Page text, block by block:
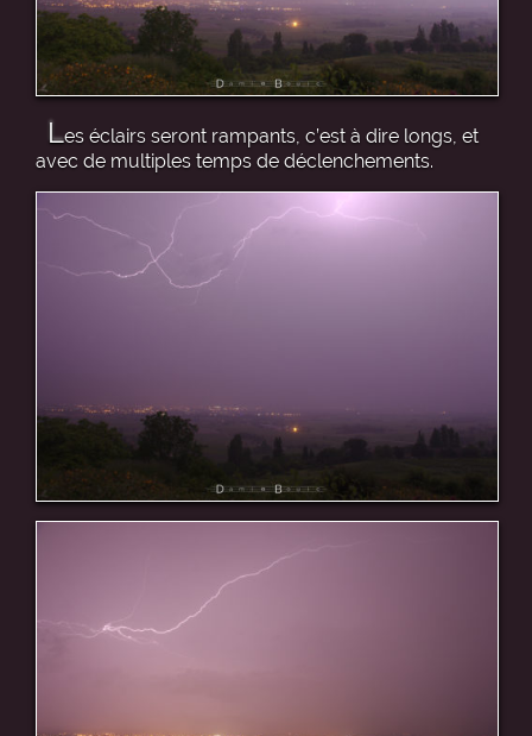
Les éclairs seront rampants, c’est à dire longs, et
avec de multiples temps de déclenchements.